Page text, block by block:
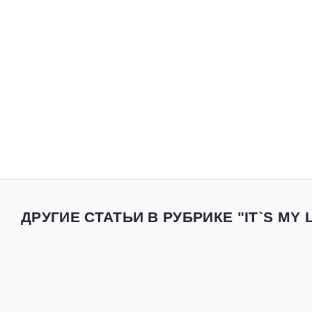
ДРУГИЕ СТАТЬИ В РУБРИКЕ "IT`S MY